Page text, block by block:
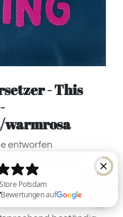
- This
entworfen
zum Aufstellen,